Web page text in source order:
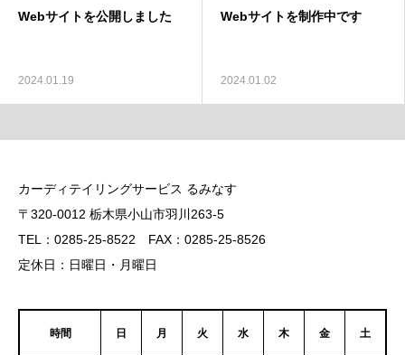
Webサイトを公開しました
2024.01.19
Webサイトを制作中です
2024.01.02
カーディテイリングサービス るみなす
〒320-0012 栃木県小山市羽川263-5
TEL：0285-25-8522 FAX：0285-25-8526
定休日：日曜日・月曜日
時間 日 月 火 水 木 金 土